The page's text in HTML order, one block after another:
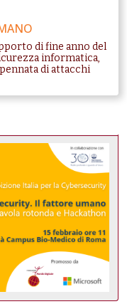
di fine anno del
informatica,
di attacchi